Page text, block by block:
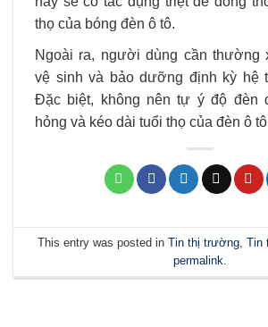
thọ của bóng đèn ô tô.
Ngoài ra, người dùng cần thường
vệ sinh và bảo dưỡng định kỳ hệ
Đặc biệt, không nên tự ý độ đèn
hỏng và kéo dài tuổi thọ của đèn ô tô
This entry was posted in Tin thị trường, Tin
permalink